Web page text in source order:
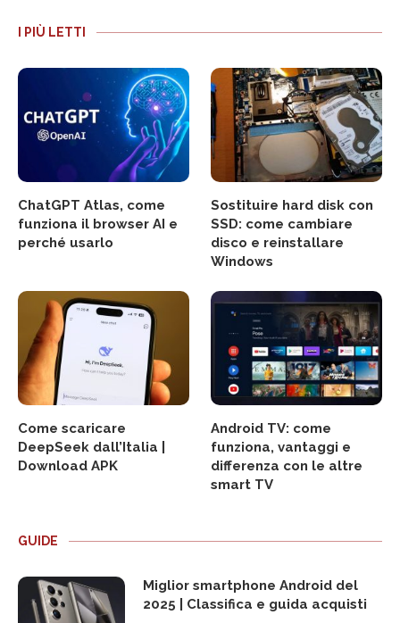
I PIÙ LETTI
ChatGPT Atlas, come
funziona il browser AI e
perché usarlo
Sostituire hard disk con
SSD: come cambiare
disco e reinstallare
Windows
Come scaricare
DeepSeek dall’Italia |
Download APK
Android TV: come
funziona, vantaggi e
differenza con le altre
smart TV
GUIDE
Miglior smartphone Android del
2025 | Classifica e guida acquisti